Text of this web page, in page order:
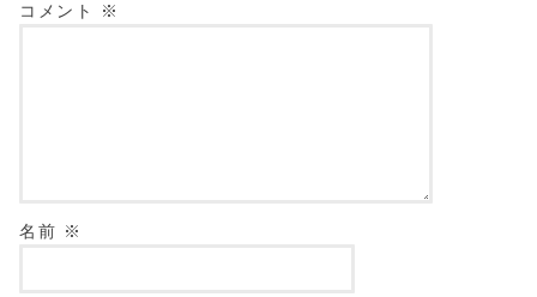
コメント ※
名前 ※